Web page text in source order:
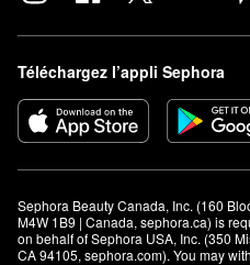
Téléchargez l’appli Sephora
Sephora Beauty Canada, Inc. (160
M4W 1B9 | Canada, sephora.ca) is
on behalf of Sephora USA, Inc. (350
CA 94105, sephora.com). You may